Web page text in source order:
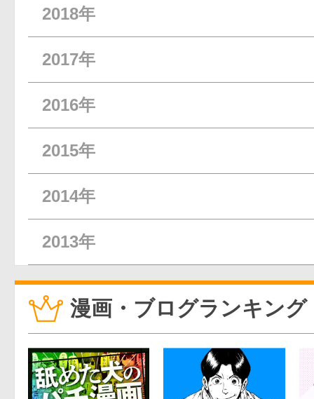
2018年
2017年
2016年
2015年
2014年
2013年
漫画・ブログランキング